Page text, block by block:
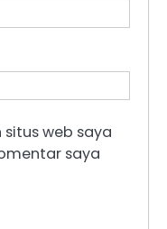
web saya
saya